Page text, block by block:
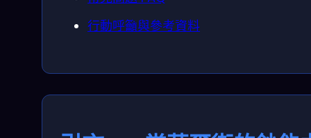
行動呼籲與參考資料